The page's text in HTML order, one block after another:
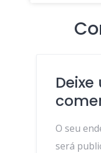
Deixe
O seu
será